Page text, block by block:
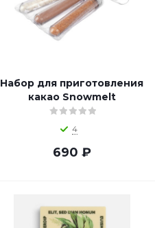
Набор для приготовления
какао Snowmelt
4
690 ₽